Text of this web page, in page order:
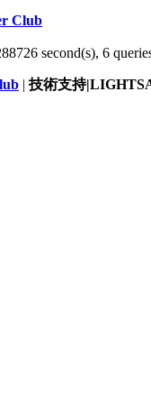
Club
second(s), 6
| 技術支持